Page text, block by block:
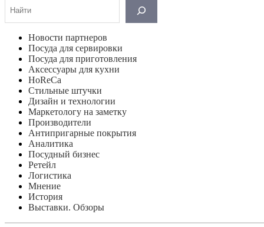
Новости партнеров
Посуда для сервировки
Посуда для приготовления
Аксессуары для кухни
HoReCa
Стильные штучки
Дизайн и технологии
Маркетологу на заметку
Производители
Антипригарные покрытия
Аналитика
Посудный бизнес
Ретейл
Логистика
Мнение
История
Выставки. Обзоры